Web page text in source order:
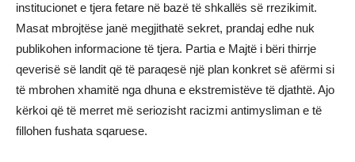
institucionet e tjera fetare në bazë të shkallës së rrezikimit.
Masat mbrojtëse janë megjithatë sekret, prandaj edhe nuk
publikohen informacione të tjera. Partia e Majtë i bëri thirrje
qeverisë së landit që të paraqesë një plan konkret së afërmi si
të mbrohen xhamitë nga dhuna e ekstremistëve të djathtë. Ajo
kërkoi që të merret më seriozisht racizmi antimysliman e të
fillohen fushata sqaruese.